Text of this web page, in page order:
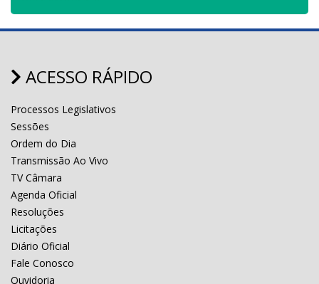
ACESSO RÁPIDO
Processos Legislativos
Sessões
Ordem do Dia
Transmissão Ao Vivo
TV Câmara
Agenda Oficial
Resoluções
Licitações
Diário Oficial
Fale Conosco
Ouvidoria